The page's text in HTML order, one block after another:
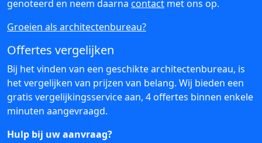
genoteerd en neem daarna contact met ons op.
Groeien als architectenbureau?
Offertes vergelijken
Bij het vinden van een geschikte architectenbureau, is
het vergelijken van prijzen van belang. Wij bieden een
gratis vergelijkingsservice aan, 4 offertes binnen enkele
minuten aangevraagd.
Hulp bij uw aanvraag?